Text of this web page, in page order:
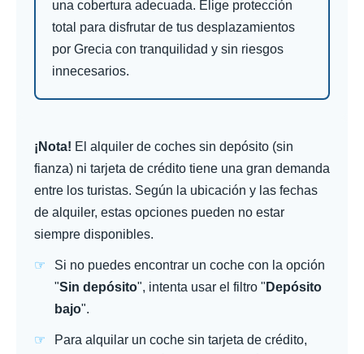
una cobertura adecuada. Elige protección
total para disfrutar de tus desplazamientos
por Grecia con tranquilidad y sin riesgos
innecesarios.
¡Nota! El alquiler de coches sin depósito (sin
fianza) ni tarjeta de crédito tiene una gran demanda
entre los turistas. Según la ubicación y las fechas
de alquiler, estas opciones pueden no estar
siempre disponibles.
Si no puedes encontrar un coche con la opción
"Sin depósito", intenta usar el filtro " Depósito
bajo".
Para alquilar un coche sin tarjeta de crédito,